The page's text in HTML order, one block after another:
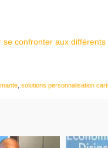
confronter aux
solutions personnalisation